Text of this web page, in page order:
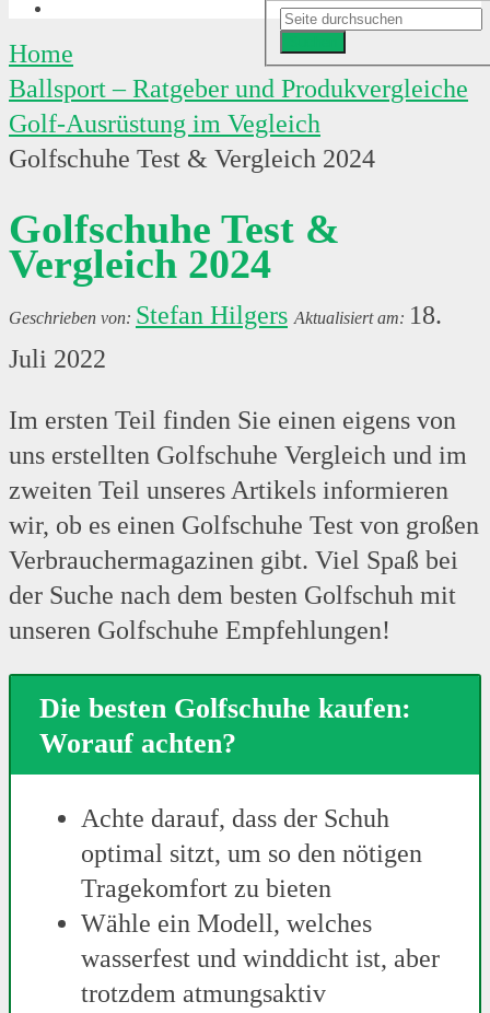
Home
Ballsport – Ratgeber und Produkvergleiche
Golf-Ausrüstung im Vegleich
Golfschuhe Test & Vergleich 2024
Golfschuhe Test &
Vergleich 2024
Stefan Hilgers
18.
Juli 2022
Im ersten Teil finden Sie einen eigens von
uns erstellten Golfschuhe Vergleich und im
zweiten Teil unseres Artikels informieren
wir, ob es einen Golfschuhe Test von großen
Verbrauchermagazinen gibt. Viel Spaß bei
der Suche nach dem besten Golfschuh mit
unseren Golfschuhe Empfehlungen!
Die besten Golfschuhe kaufen:
Worauf achten?
Achte darauf, dass der Schuh
optimal sitzt, um so den nötigen
Tragekomfort zu bieten
Wähle ein Modell, welches
wasserfest und winddicht ist, aber
trotzdem atmungsaktiv